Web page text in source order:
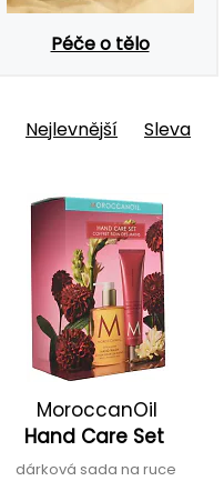
Péče o tělo
Nejlevnější
Sleva
MoroccanOil
Hand Care Set
dárková sada na ruce